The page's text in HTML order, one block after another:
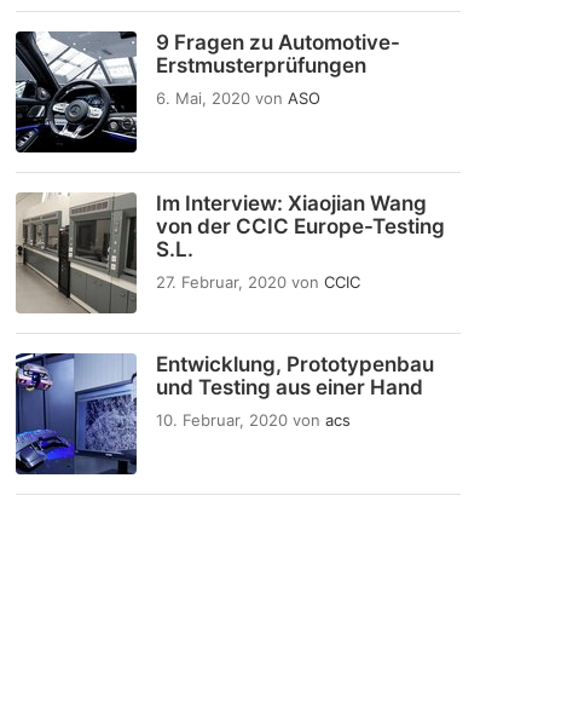
9 Fragen zu Automotive-
Erstmusterprüfungen
6. Mai, 2020 von ASO
Im Interview: Xiaojian Wang
von der CCIC Europe-Testing
S.L.
27. Februar, 2020 von CCIC
Entwicklung, Prototypenbau
und Testing aus einer Hand
10. Februar, 2020 von acs